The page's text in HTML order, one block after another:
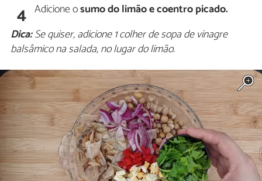
4 Adicione osumo do limão e coentro picado.
Dica:Se quiser, adicione 1 colher de sopa de vinagre
balsâmico na salada, no lugar do limão.